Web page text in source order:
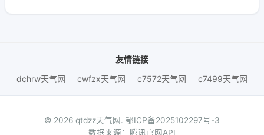
友情链接
dchrw天气网
cwfzx天气网 c7572天气网 c7499天气网
© 2026 qtdzz天气网. 鄂ICP备2025102297号-3
数据来源：腾讯官网API